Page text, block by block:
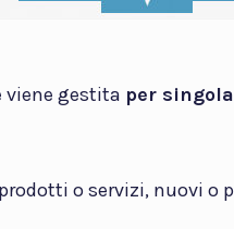
viene gestita per
o servizi, nuovi o